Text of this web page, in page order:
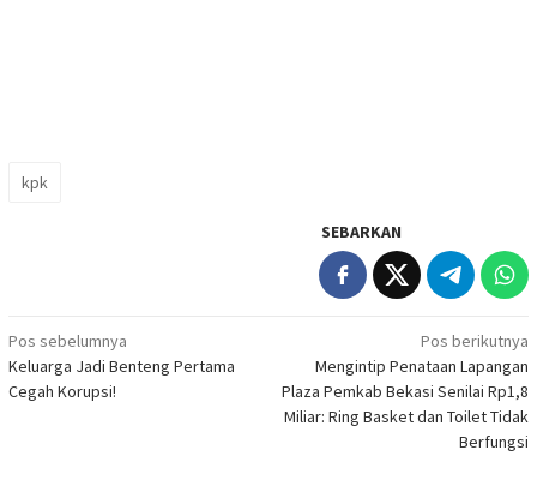
kpk
SEBARKAN
Navigasi
pos
Pos sebelumnya
Keluarga Jadi Benteng Pertama
Cegah Korupsi!
Pos berikutnya
Mengintip Penataan Lapangan
Plaza Pemkab Bekasi Senilai Rp1,8
Miliar: Ring Basket dan Toilet Tidak
Berfungsi